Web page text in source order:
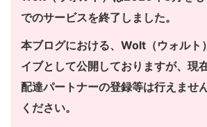
でのサービスを終了しました。
本ブログにおける、Wolt（ウォルト
イブとして公開しておりますが、現
配達パートナーの登録等は行えませ
ください。